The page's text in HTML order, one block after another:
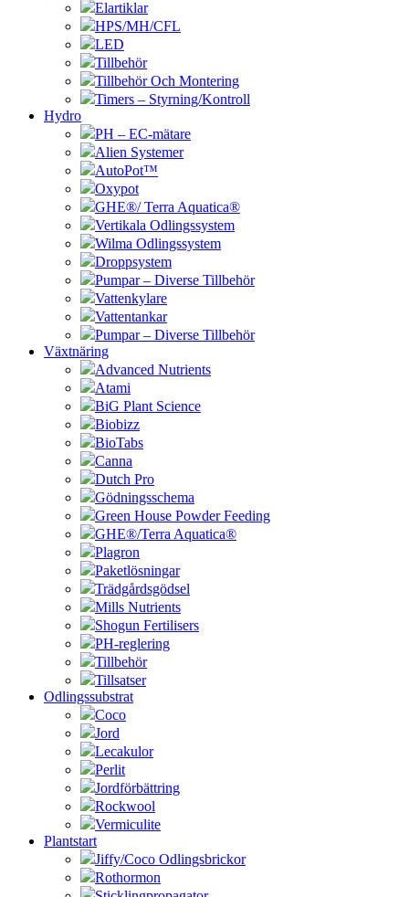
Elartiklar
HPS/MH/CFL
LED
Tillbehör
Tillbehör Och Montering
Timers – Styrning/Kontroll
Hydro
PH – EC-mätare
Alien Systemer
AutoPot™
Oxypot
GHE®/ Terra Aquatica®
Vertikala Odlingssystem
Wilma Odlingssystem
Droppsystem
Pumpar – Diverse Tillbehör
Vattenkylare
Vattentankar
Pumpar – Diverse Tillbehör
Växtnäring
Advanced Nutrients
Atami
BiG Plant Science
Biobizz
BioTabs
Canna
Dutch Pro
Gödningsschema
Green House Powder Feeding
GHE®/Terra Aquatica®
Plagron
Paketlösningar
Trädgårdsgödsel
Mills Nutrients
Shogun Fertilisers
PH-reglering
Tillbehör
Tillsatser
Odlingssubstrat
Coco
Jord
Lecakulor
Perlit
Jordförbättring
Rockwool
Vermiculite
Plantstart
Jiffy/Coco Odlingsbrickor
Rothormon